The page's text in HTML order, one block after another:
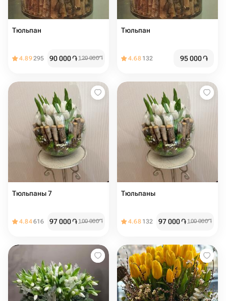
Тюльпан
4.89295 90 000֏ 120 000֏
Тюльпан
4.68 132 95 000֏
Тюльпаны 7
4.84616 97 000֏ 100 000֏
Тюльпаны
4.68 132 97 000֏ 100 000֏